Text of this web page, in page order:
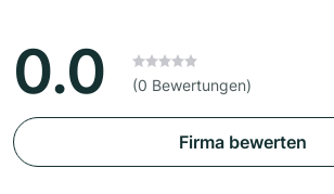
0.0 (0 Bewertungen)
Firma bewerten